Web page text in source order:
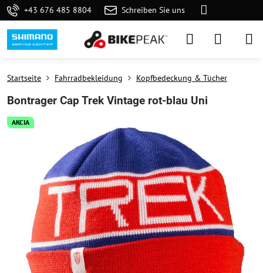
+43 676 485 8804 Schreiben Sie uns
AKCIA
Startseite Fahrradbekleidung Kopfbedeckung & Tücher
Bontrager Cap Trek Vintage rot-blau Uni